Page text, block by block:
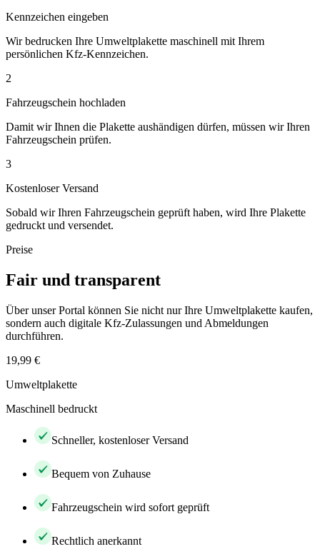
Kennzeichen eingeben
Wir bedrucken Ihre Umweltplakette maschinell mit Ihrem
persönlichen Kfz-Kennzeichen.
2
Fahrzeugschein hochladen
Damit wir Ihnen die Plakette aushändigen dürfen, müssen wir Ihren
Fahrzeugschein prüfen.
3
Kostenloser Versand
Sobald wir Ihren Fahrzeugschein geprüft haben, wird Ihre Plakette
gedruckt und versendet.
Preise
Fair und transparent
Über unser Portal können Sie nicht nur Ihre Umweltplakette kaufen,
sondern auch digitale Kfz-Zulassungen und Abmeldungen
durchführen.
19,99 €
Umweltplakette
Maschinell bedruckt
Schneller, kostenloser Versand
Bequem von Zuhause
Fahrzeugschein wird sofort geprüft
Rechtlich anerkannt